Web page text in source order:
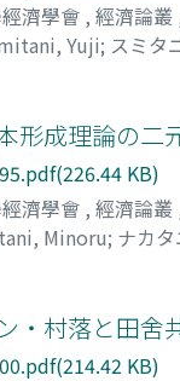
濟學會 , 經濟論叢
Yuji; スミタ
形成理論の二
KB)
濟學會 , 經濟論叢
Minoru; ナカ
・村落と田舍
KB)